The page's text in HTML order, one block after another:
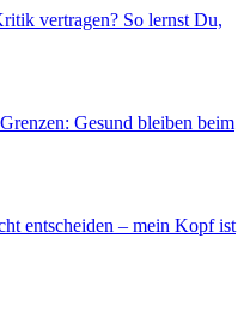
vertragen? So lernst Du,
Gesund bleiben beim
entscheiden – mein Kopf ist